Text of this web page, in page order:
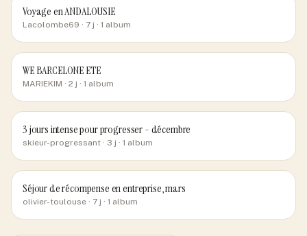
Voyage en ANDALOUSIE
Lacolombe69 · 7 j · 1 album
WE BARCELONE ETE
MARIEKIM · 2 j · 1 album
3 jours intense pour progresser - décembre
skieur-progressant · 3 j · 1 album
Séjour de récompense en entreprise, mars
olivier-toulouse · 7 j · 1 album